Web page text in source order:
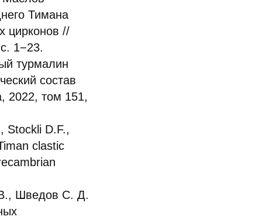
Тимана
цирконов //
1−23.
турмалин
состав
2022, том 151,
Stockli D.F.,
clastic
Шведов С. Д.